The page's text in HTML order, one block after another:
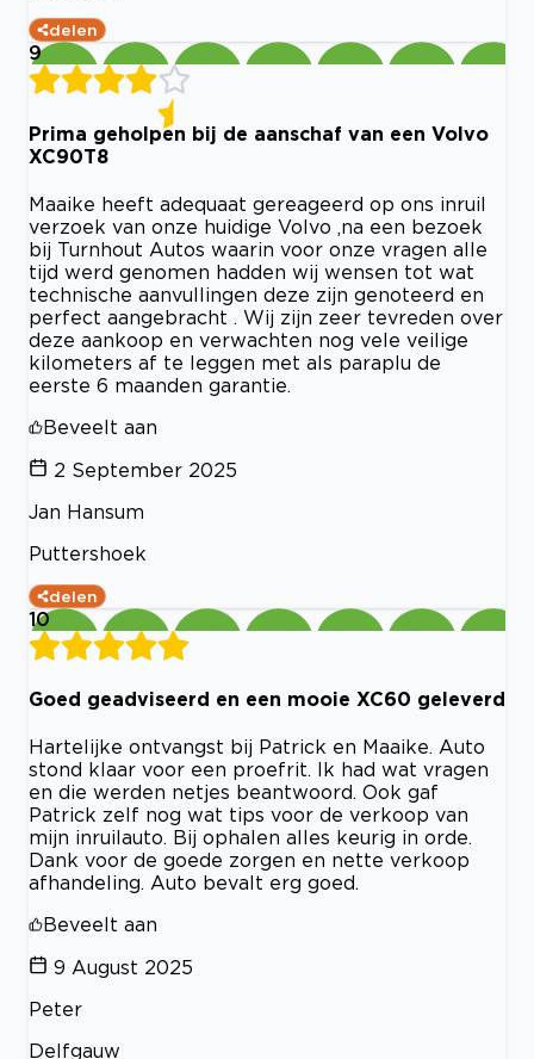
delen
9
Prima geholpen bij de aanschaf van een Volvo
XC90T8
Maaike heeft adequaat gereageerd op ons inruil
verzoek van onze huidige Volvo ,na een bezoek
bij Turnhout Autos waarin voor onze vragen alle
tijd werd genomen hadden wij wensen tot wat
technische aanvullingen deze zijn genoteerd en
perfect aangebracht . Wij zijn zeer tevreden over
deze aankoop en verwachten nog vele veilige
kilometers af te leggen met als paraplu de
eerste 6 maanden garantie.
Beveelt aan
2 September 2025
Jan Hansum
Puttershoek
delen
10
Goed geadviseerd en een mooie XC60 geleverd
Hartelijke ontvangst bij Patrick en Maaike. Auto
stond klaar voor een proefrit. Ik had wat vragen
en die werden netjes beantwoord. Ook gaf
Patrick zelf nog wat tips voor de verkoop van
mijn inruilauto. Bij ophalen alles keurig in orde.
Dank voor de goede zorgen en nette verkoop
afhandeling. Auto bevalt erg goed.
Beveelt aan
9 August 2025
Peter
Delfgauw